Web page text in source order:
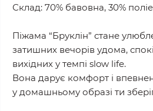
Склад: 70% бавовна, 30%
Піжама “Бруклін” стане
затишних вечорів удома,
вихідних у темпі slow life.
Вона дарує комфорт і
у домашньому образі ти